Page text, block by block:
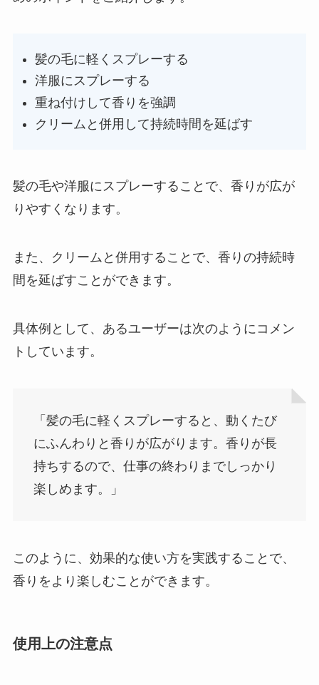
髪の毛に軽くスプレーする
洋服にスプレーする
重ね付けして香りを強調
クリームと併用して持続時間を延ばす
髪の毛や洋服にスプレーすることで、香りが広が
りやすくなります。
また、クリームと併用することで、香りの持続時
間を延ばすことができます。
具体例として、あるユーザーは次のようにコメン
トしています。
「髪の毛に軽くスプレーすると、動くたび
にふんわりと香りが広がります。香りが長
持ちするので、仕事の終わりまでしっかり
楽しめます。」
このように、効果的な使い方を実践することで、
香りをより楽しむことができます。
使用上の注意点